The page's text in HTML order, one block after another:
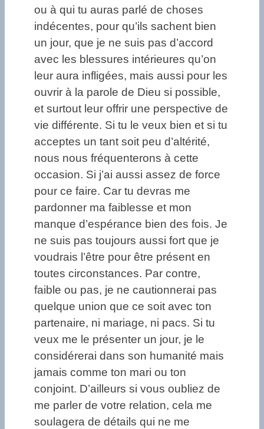
ou à qui tu auras parlé de choses
indécentes, pour qu’ils sachent bien
un jour, que je ne suis pas d’accord
avec les blessures intérieures qu’on
leur aura infligées, mais aussi pour les
ouvrir à la parole de Dieu si possible,
et surtout leur offrir une perspective de
vie différente. Si tu le veux bien et si tu
acceptes un tant soit peu d’altérité,
nous nous fréquenterons à cette
occasion. Si j’ai aussi assez de force
pour ce faire. Car tu devras me
pardonner ma faiblesse et mon
manque d’espérance bien des fois. Je
ne suis pas toujours aussi fort que je
voudrais l’être pour être présent en
toutes circonstances. Par contre,
faible ou pas, je ne cautionnerai pas
quelque union que ce soit avec ton
partenaire, ni mariage, ni pacs. Si tu
veux me le présenter un jour, je le
considérerai dans son humanité mais
jamais comme ton mari ou ton
conjoint. D’ailleurs si vous oubliez de
me parler de votre relation, cela me
soulagera de détails qui ne me